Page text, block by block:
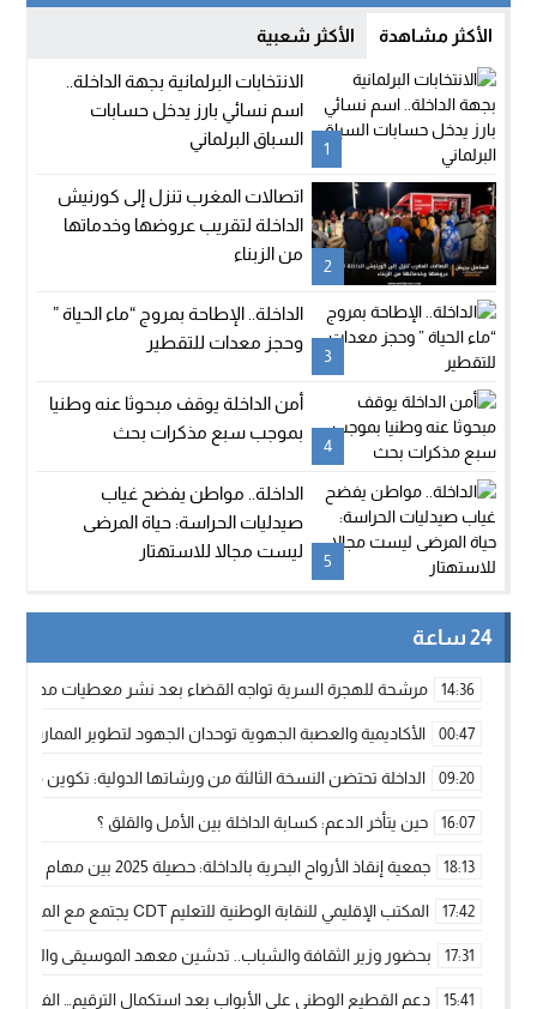
الأكثر مشاهدة الأكثر شعبية
1
الانتخابات البرلمانية بجهة الداخلة..
اسم نسائي بارز يدخل حسابات
السباق البرلماني
2
اتصالات المغرب تنزل إلى كورنيش
الداخلة لتقريب عروضها وخدماتها
من الزبناء
3
الداخلة.. الإطاحة بمروج “ماء الحياة ”
وحجز معدات للتقطير
4
أمن الداخلة يوقف مبحوثا عنه وطنيا
بموجب سبع مذكرات بحث
5
الداخلة.. مواطن يفضح غياب
صيدليات الحراسة: حياة المرضى
ليست مجالا للاستهتار
24 ساعة
14:36 مرشحة للهجرة السرية تواجه القضاء بعد نشر معطيات مضللة
00:47 الأكاديمية والعصبة الجهوية توحدان الجهود لتطوير الممارسة
09:20 الداخلة تحتضن النسخة الثالثة من ورشاتها الدولية: تكوين
16:07 حين يتأخر الدعم: كسابة الداخلة بين الأمل والقلق ؟
18:13 جمعية إنقاذ الأرواح البحرية بالداخلة: حصيلة 2025 بين مهام الإنقاذ ومشروع “دار البحار”
17:42 المكتب الإقليمي للنقابة الوطنية للتعليم CDT يجتمع مع المدير الإقليمي لمناقشة ملفات جوهرية لنساء ورجال التعليم
17:31 بحضور وزير الثقافة والشباب.. تدشين معهد الموسيقى والفنون
15:41 دعم القطيع الوطني على الأبواب بعد استكمال الترقيم…